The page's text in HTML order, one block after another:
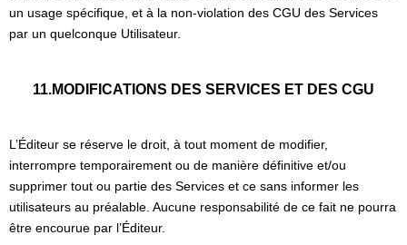
un usage spécifique, et à la non-violation des CGU des Services
par un quelconque Utilisateur.
11.MODIFICATIONS DES SERVICES ET DES CGU
L’Éditeur se réserve le droit, à tout moment de modifier,
interrompre temporairement ou de manière définitive et/ou
supprimer tout ou partie des Services et ce sans informer les
utilisateurs au préalable. Aucune responsabilité de ce fait ne pourra
être encourue par l’Éditeur.